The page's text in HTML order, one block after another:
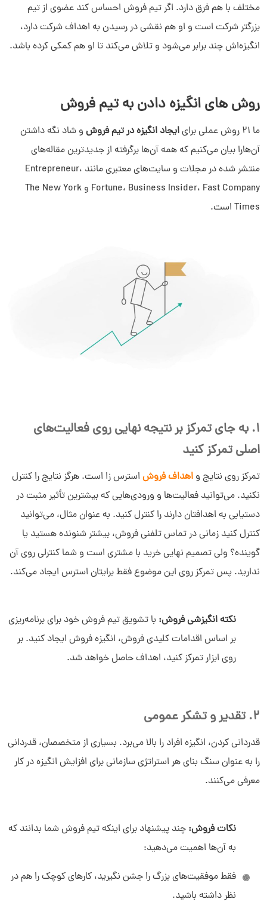
مختلف با هم فرق دارد. اگر تیم فروش احساس کند عضوی از تیم
بزرگتر شرکت است و او هم نقشی در رسیدن به اهداف شرکت دارد،
انگیزه‌اش چند برابر می‌شود و تلاش می‌کند تا او هم کمکی کرده باشد.
روش های انگیزه دادن به تیم فروش
ما 21 روش عملی برای ایجاد انگیزه در تیم فروش و شاد نگه‌ داشتن
آن‌هارا بیان می‌کنیم که همه آن‌ها برگرفته از جدیدترین مقاله‌های
منتشر شده در مجلات و سایت‌های معتبری مانند Entrepreneur،
Fortune، Business Insider، Fast Company و The New York
Times است.
1. به‌ جای تمرکز بر نتیجه نهایی روی فعالیت‌های
اصلی تمرکز کنید
تمرکز روی نتایج و اهداف فروش استرس‌ زا است. هرگز نتایج را کنترل
نکنید. می‌توانید فعالیت‌ها و ورودی‌هایی که بیشترین تأثیر مثبت در
دستیابی به اهدافتان دارند را کنترل کنید. به‌ عنوان‌ مثال، می‌توانید
کنترل کنید زمانی در تماس تلفنی فروش، بیشتر شنونده هستید یا
گوینده؟ ولی تصمیم نهایی خرید با مشتری است و شما کنترلی روی آن
ندارید. پس تمرکز روی این موضوع فقط برایتان استرس ایجاد می‌کند.
نکته انگیزشی فروش: با تشویق تیم فروش خود برای برنامه‌ریزی
بر اساس اقدامات کلیدی فروش، انگیزه فروش ایجاد کنید. بر
روی ابزار تمرکز کنید، اهداف حاصل خواهد شد.
2. تقدیر و تشکر عمومی
قدردانی کردن، انگیزه افراد را بالا می‌برد. بسیاری از متخصصان، قدردانی
را به‌ عنوان سنگ بنای هر استراتژی سازمانی برای افزایش انگیزه در کار
معرفی می‌کنند.
نکات فروش: چند پیشنهاد برای اینکه تیم فروش شما بدانند که
به آن‌ها اهمیت می‌دهید:
فقط موفقیت‌های بزرگ را جشن نگیرید، کارهای کوچک را هم در
نظر داشته باشید.